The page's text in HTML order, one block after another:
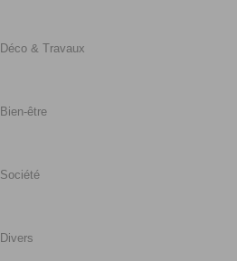
Déco & Travaux
Bien-être
Société
Divers